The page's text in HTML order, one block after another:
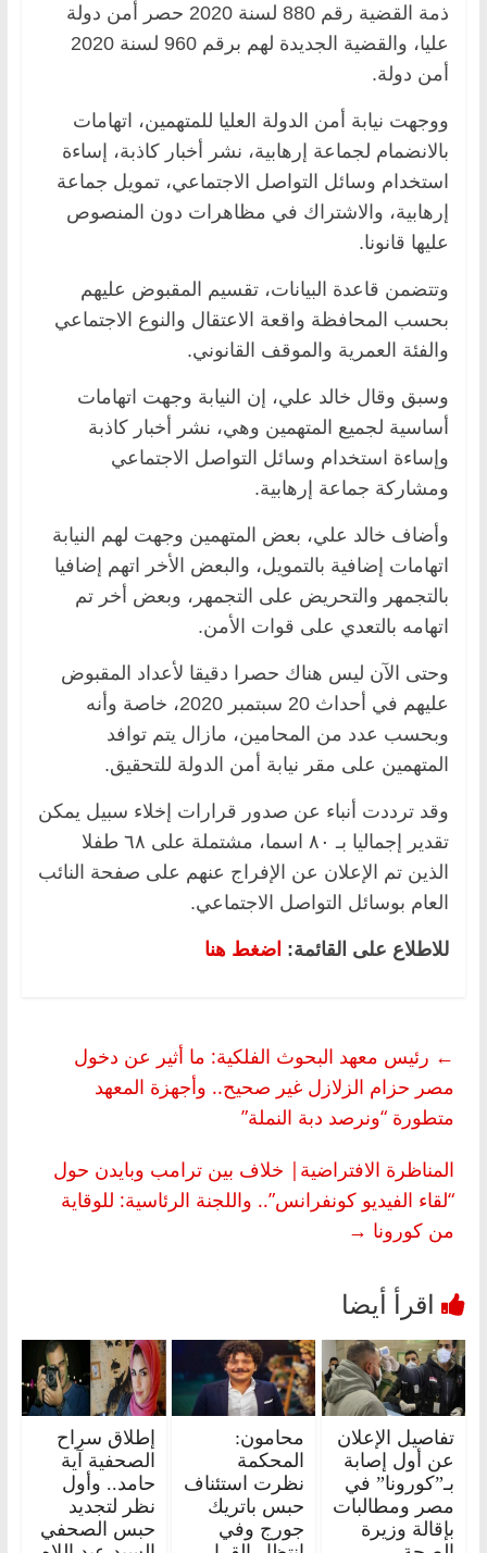
ذمة القضية رقم 880 لسنة 2020 حصر أمن دولة
عليا، والقضية الجديدة لهم برقم 960 لسنة 2020
أمن دولة.
ووجهت نيابة أمن الدولة العليا للمتهمين، اتهامات
بالانضمام لجماعة إرهابية، نشر أخبار كاذبة، إساءة
استخدام وسائل التواصل الاجتماعي، تمويل جماعة
إرهابية، والاشتراك في مظاهرات دون المنصوص
عليها قانونا.
وتتضمن قاعدة البيانات، تقسيم المقبوض عليهم
بحسب المحافظة واقعة الاعتقال والنوع الاجتماعي
والفئة العمرية والموقف القانوني.
وسبق وقال خالد علي، إن النيابة وجهت اتهامات
أساسية لجميع المتهمين وهي، نشر أخبار كاذبة
وإساءة استخدام وسائل التواصل الاجتماعي
ومشاركة جماعة إرهابية.
وأضاف خالد علي، بعض المتهمين وجهت لهم النيابة
اتهامات إضافية بالتمويل، والبعض الأخر اتهم إضافيا
بالتجمهر والتحريض على التجمهر، وبعض أخر تم
اتهامه بالتعدي على قوات الأمن.
وحتى الآن ليس هناك حصرا دقيقا لأعداد المقبوض
عليهم في أحداث 20 سبتمبر 2020، خاصة وأنه
وبحسب عدد من المحامين، مازال يتم توافد
المتهمين على مقر نيابة أمن الدولة للتحقيق.
وقد ترددت أنباء عن صدور قرارات إخلاء سبيل يمكن
تقدير إجماليا بـ ٨٠ اسما، مشتملة على ٦٨ طفلا
الذين تم الإعلان عن الإفراج عنهم على صفحة النائب
العام بوسائل التواصل الاجتماعي.
للاطلاع على القائمة: اضغط هنا
← رئيس معهد البحوث الفلكية: ما أثير عن دخول
مصر حزام الزلازل غير صحيح.. وأجهزة المعهد
متطورة “ونرصد دبة النملة”
المناظرة الافتراضية| خلاف بين ترامب وبايدن حول
“لقاء الفيديو كونفرانس”.. واللجنة الرئاسية: للوقاية
من كورونا →
تفاصيل الإعلان
عن أول إصابة
بـ”كورونا” في
مصر ومطالبات
بإقالة وزيرة
محامون:
المحكمة
نظرت استئناف
حبس باتريك
جورج وفي
إطلاق سراح
الصحفية آية
حامد.. وأول
نظر لتجديد
حبس الصحفي